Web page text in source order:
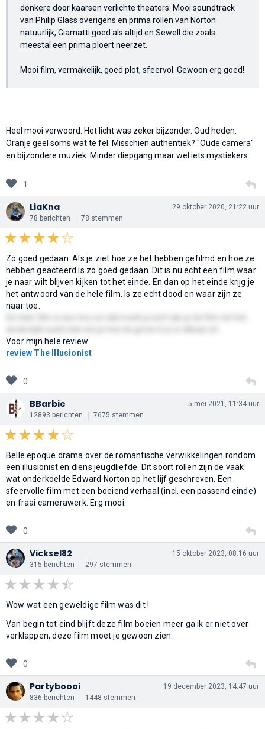
donkere door kaarsen verlichte theaters. Mooi soundtrack
van Philip Glass overigens en prima rollen van Norton
natuurlijk, Giamatti goed als altijd en Sewell die zoals
meestal een prima ploert neerzet.
Mooi film, vermakelijk, goed plot, sfeervol. Gewoon erg goed!
Heel mooi verwoord. Het licht was zeker bijzonder. Oud heden.
Oranje geel soms wat te fel. Misschien authentiek? "Oude camera"
en bijzondere muziek. Minder diepgang maar wel iets mystiekers.
1
LiaKna
78 berichten 78 stemmen
29 oktober 2020, 21:22 uur
Zo goed gedaan. Als je ziet hoe ze het hebben gefilmd en hoe ze
hebben geacteerd is zo goed gedaan. Dit is nu echt een film waar
je naar wilt blijven kijken tot het einde. En dan op het einde krijg je
het antwoord van de hele film. Is ze echt dood en waar zijn ze
naar toe.
Voor mijn hele review:
review The Illusionist
0
BBarbie
12893 berichten 7675 stemmen
5 mei 2021, 11:34 uur
Belle epoque drama over de romantische verwikkelingen rondom
een illusionist en diens jeugdliefde. Dit soort rollen zijn de vaak
wat onderkoelde Edward Norton op het lijf geschreven. Een
sfeervolle film met een boeiend verhaal (incl. een passend einde)
en fraai camerawerk. Erg mooi.
0
Vicksel82
315 berichten 297 stemmen
15 oktober 2023, 08:16 uur
Wow wat een geweldige film was dit !
Van begin tot eind blijft deze film boeien meer ga ik er niet over
verklappen, deze film moet je gewoon zien.
0
Partyboooi
836 berichten 1448 stemmen
19 december 2023, 14:47 uur